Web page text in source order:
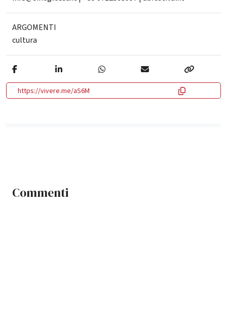
ARGOMENTI
cultura
https://vivere.me/aS6M
Commenti